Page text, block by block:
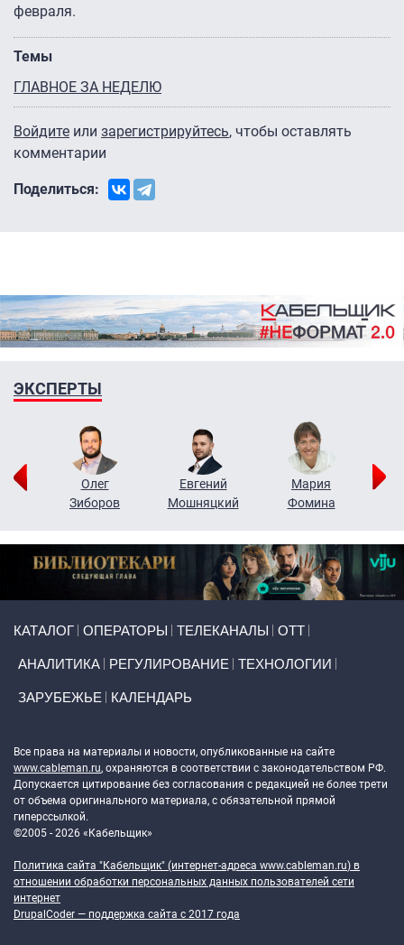
февраля.
Темы
ГЛАВНОЕ ЗА НЕДЕЛЮ
Войдите или зарегистрируйтесь, чтобы оставлять
комментарии
Поделиться:
ЭКСПЕРТЫ
Олег
Зиборов
Евгений
Мошняцкий
Мария
Фомина
КАТАЛОГ ОПЕРАТОРЫ ТЕЛЕКАНАЛЫ ОТТ
АНАЛИТИКА РЕГУЛИРОВАНИЕ ТЕХНОЛОГИИ
ЗАРУБЕЖЬЕ КАЛЕНДАРЬ
Все права на материалы и новости, опубликованные на сайте
www.cableman.ru, охраняются в соответствии с законодательством РФ.
Допускается цитирование без согласования с редакцией не более трети
от объема оригинального материала, с обязательной прямой
гиперссылкой.
©2005 - 2026 «Кабельщик»
Политика сайта "Кабельщик" (интернет-адреса www.cableman.ru) в
отношении обработки персональных данных пользователей сети
интернет
DrupalCoder — поддержка сайта c 2017 года